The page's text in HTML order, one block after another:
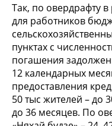
Так, по овердрафту
для работников
пунктах с
погашения
12 календарных
предоставления
50 тыс жителей – до
до 36 месяцев. По